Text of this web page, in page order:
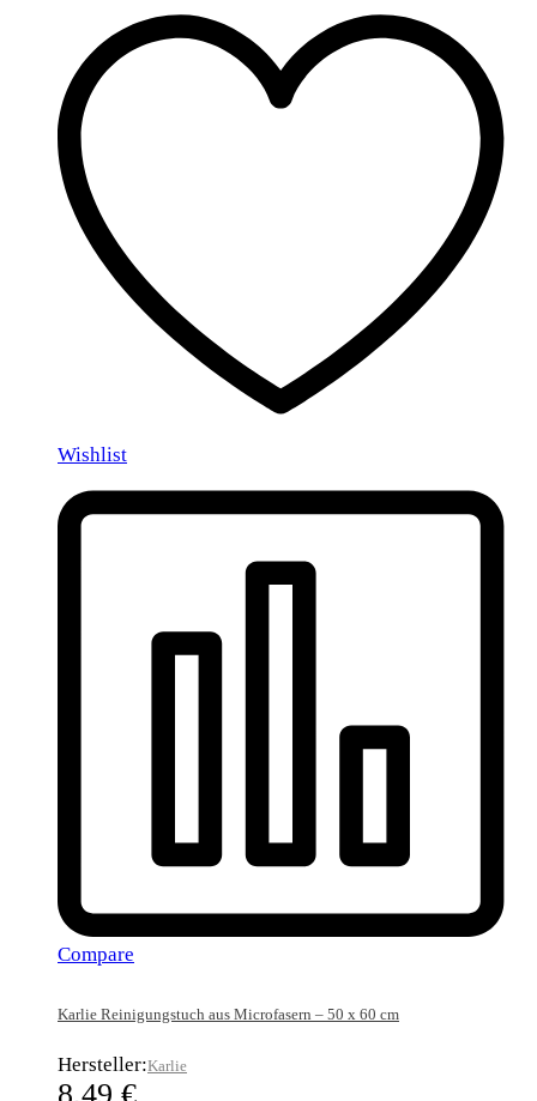
Wishlist
Compare
Karlie Reinigungstuch aus Microfasern – 50 x 60 cm
Hersteller:Karlie